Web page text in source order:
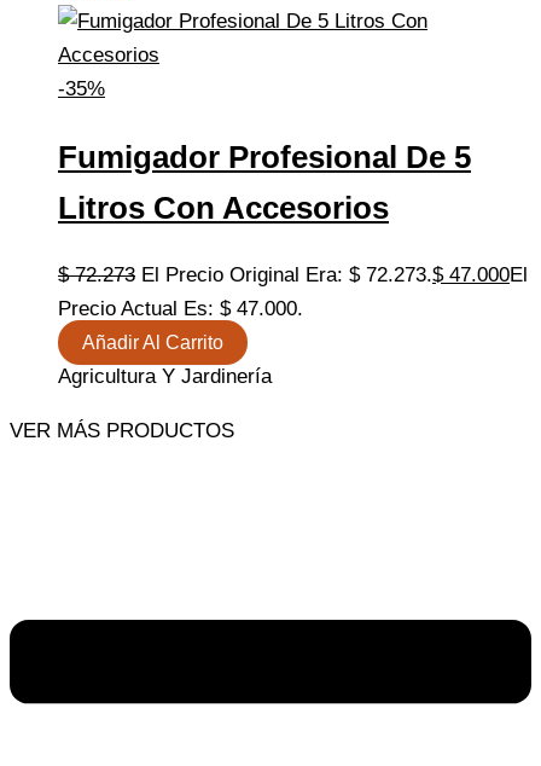
-35%
Fumigador Profesional De 5
Litros Con Accesorios
$72.273 El Precio Original Era: $ 72.273.$47.000El
Precio Actual Es: $ 47.000.
Añadir Al Carrito
Agricultura Y Jardinería
VER MÁS PRODUCTOS